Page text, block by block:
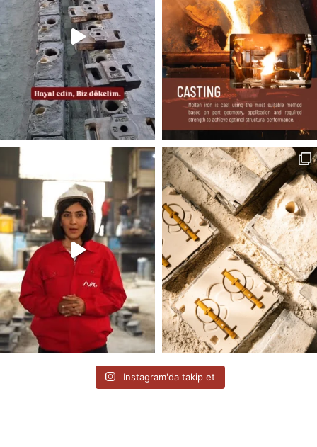
Instagram'da takip et